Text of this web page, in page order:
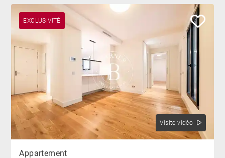
EXCLUSIVITÉ
Visite vidéo
Appartement